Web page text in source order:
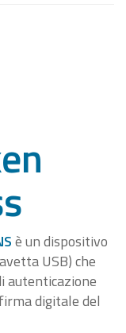
è un dispositivo
USB) che
autenticazione
digitale del